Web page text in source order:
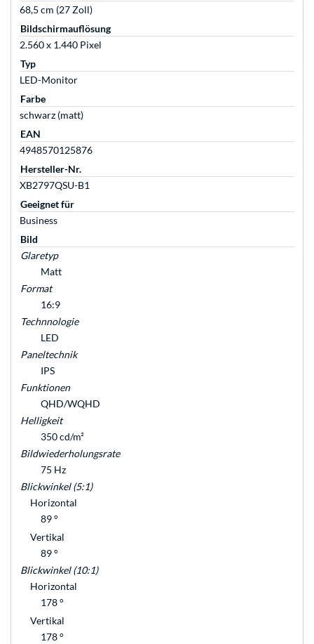
68,5 cm (27 Zoll)
Bildschirmauflösung
2.560 x 1.440 Pixel
Typ
LED-Monitor
Farbe
schwarz (matt)
EAN
4948570125876
Hersteller-Nr.
XB2797QSU-B1
Geeignet für
Business
Bild
Glaretyp
Matt
Format
16:9
Technnologie
LED
Paneltechnik
IPS
Funktionen
QHD/WQHD
Helligkeit
350 cd/m²
Bildwiederholungsrate
75 Hz
Blickwinkel (5:1)
Horizontal
89 °
Vertikal
89 °
Blickwinkel (10:1)
Horizontal
178 °
Vertikal
178 °